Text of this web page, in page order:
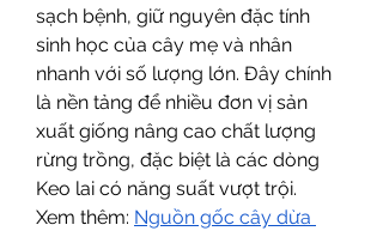
sạch bệnh, giữ nguyên đặc tính
sinh học của cây mẹ và nhân
nhanh với số lượng lớn. Đây chính
là nền tảng để nhiều đơn vị sản
xuất giống nâng cao chất lượng
rừng trồng, đặc biệt là các dòng
Keo lai có năng suất vượt trội.
Xem thêm: Nguồn gốc cây dừa